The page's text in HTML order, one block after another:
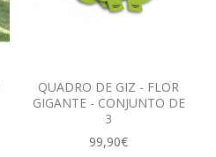
QUADRO DE GIZ - FLOR
GIGANTE - CONJUNTO DE
3
99,90€